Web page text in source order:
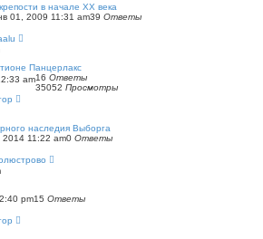
в начале ХХ века
01, 2009 11:31 am39 Ответы
Панцерлакс
am16 Ответы
35052 Просмотры
наследия Выборга
11:22 am0 Ответы
pm15 Ответы